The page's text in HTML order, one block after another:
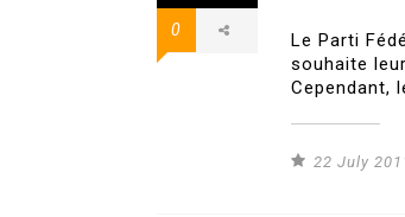
0
Le Parti
souhaite
Cependant,
22 July